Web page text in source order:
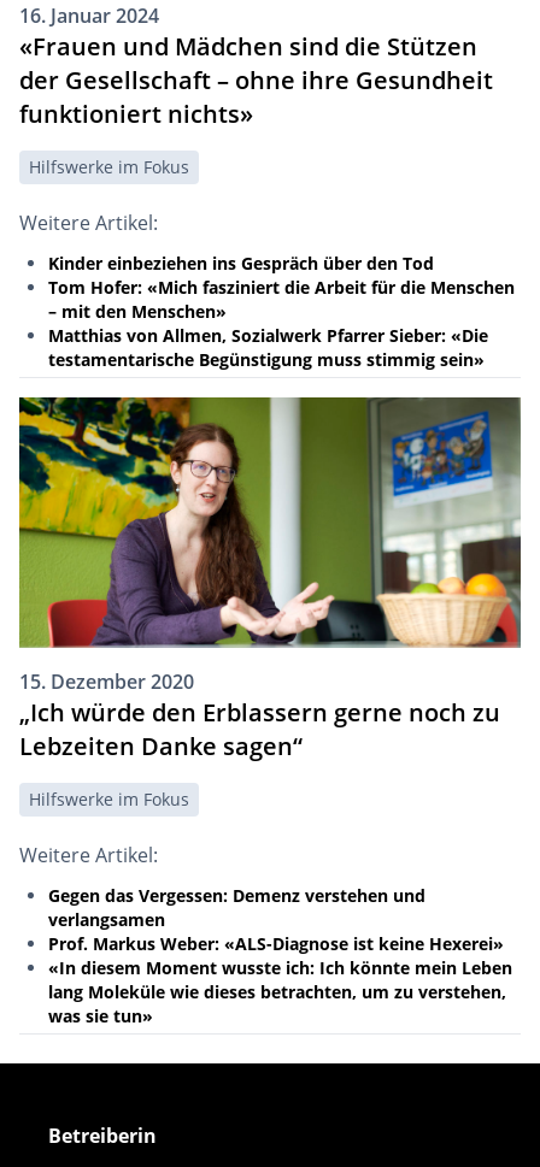
16. Januar 2024
«Frauen und Mädchen sind die Stützen
der Gesellschaft – ohne ihre Gesundheit
funktioniert nichts»
Hilfswerke im Fokus
Weitere Artikel:
Kinder einbeziehen ins Gespräch über den Tod
Tom Hofer: «Mich fasziniert die Arbeit für die Menschen
– mit den Menschen»
Matthias von Allmen, Sozialwerk Pfarrer Sieber: «Die
testamentarische Begünstigung muss stimmig sein»
15. Dezember 2020
„Ich würde den Erblassern gerne noch zu
Lebzeiten Danke sagen“
Hilfswerke im Fokus
Weitere Artikel:
Gegen das Vergessen: Demenz verstehen und
verlangsamen
Prof. Markus Weber: «ALS-Diagnose ist keine Hexerei»
«In diesem Moment wusste ich: Ich könnte mein Leben
lang Moleküle wie dieses betrachten, um zu verstehen,
was sie tun»
Betreiberin